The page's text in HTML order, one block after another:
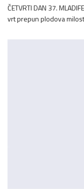
ČETVRTI DAN 37.
vrt prepun plodova